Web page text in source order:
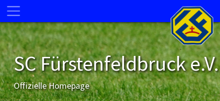
SC Fürstenfeldbruck e.V.
Offizielle Homepage